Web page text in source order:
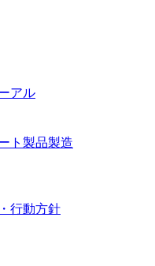
アル
ト製品製造
行動方針